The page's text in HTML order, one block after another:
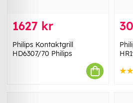
1627 kr
Philips Kontaktgrill
HD6307/70 Philips